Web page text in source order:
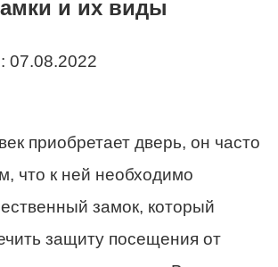
и их виды
07.08.2022
приобретает дверь, он часто
что к ней необходимо
замок, который
защиту посещения от